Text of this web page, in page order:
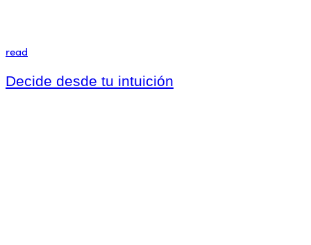
read
Decide desde tu intuición